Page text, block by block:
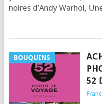
noires d’An­dy Warhol,
BOUQUINS
52